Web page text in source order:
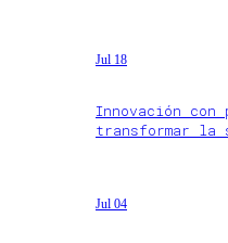
Jul 18
Innovación
transformar la
Jul 04